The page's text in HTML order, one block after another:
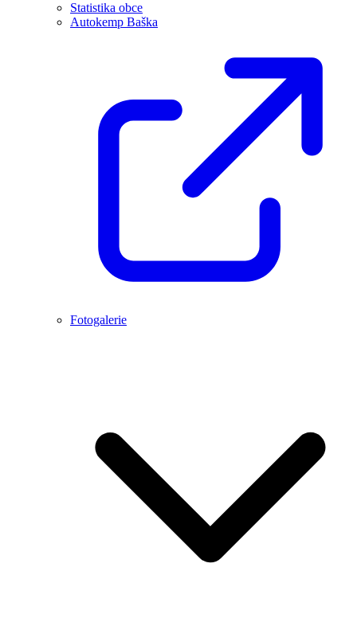
Statistika obce
Autokemp Baška
Fotogalerie